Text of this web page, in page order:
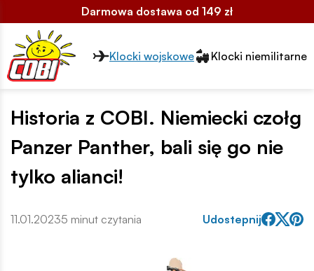
Darmowa dostawa od 149 zł
Przełącznik segmentów2
Klocki wojskowe Klocki niemilitarne
Historia z COBI. Niemiecki czołg
Panzer Panther, bali się go nie
tylko alianci!
11.01.20235 minut czytania Udostepnij